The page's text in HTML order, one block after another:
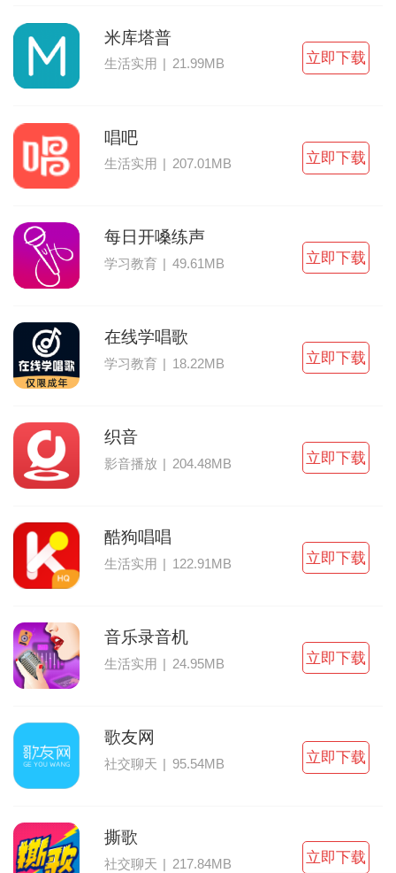
米库塔普
生活实用 | 21.99MB 立即下载
唱吧
生活实用 | 207.01MB 立即下载
每日开嗓练声
学习教育 | 49.61MB 立即下载
在线学唱歌
学习教育 | 18.22MB 立即下载
织音
影音播放 | 204.48MB 立即下载
酷狗唱唱
生活实用 | 122.91MB 立即下载
音乐录音机
生活实用 | 24.95MB 立即下载
歌友网
社交聊天 | 95.54MB 立即下载
撕歌
社交聊天 | 217.84MB 立即下载